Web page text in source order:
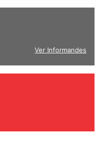
Ver Informandes